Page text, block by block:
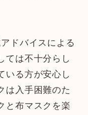
ドバイスによる
ては不十分らし
いる方が安心し
は入手困難のた
と布マスクを楽